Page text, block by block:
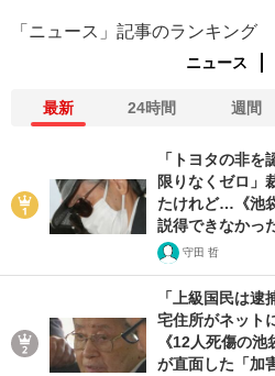
「ニュース」記事のランキング
ニュース
最新 24時間 週間
「トヨタの非を
限りなくゼロ」
たけれど…《池
説得できなかっ
守田 哲
「上級国民は
宅住所がネット
《12人死傷の
が直面した「加